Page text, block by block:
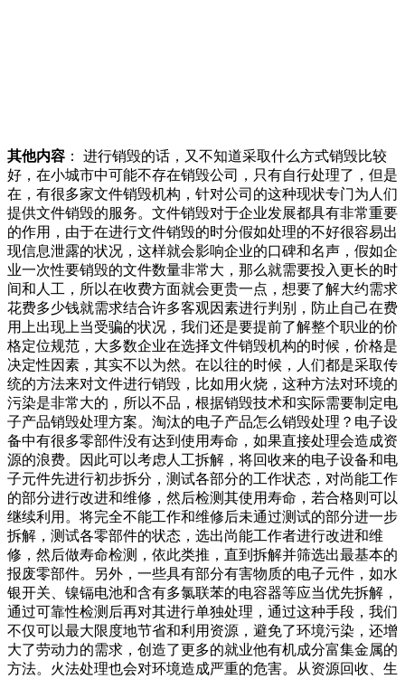
其他内容 ： 进行销毁的话，又不知道采取什么方式销毁比较
好，在小城市中可能不存在销毁公司，只有自行处理了，但是
在，有很多家文件销毁机构，针对公司的这种现状专门为人们
提供文件销毁的服务。文件销毁对于企业发展都具有非常重要
的作用，由于在进行文件销毁的时分假如处理的不好很容易出
现信息泄露的状况，这样就会影响企业的口碑和名声，假如企
业一次性要销毁的文件数量非常大，那么就需要投入更长的时
间和人工，所以在收费方面就会更贵一点，想要了解大约需求
花费多少钱就需求结合许多客观因素进行判别，防止自己在费
用上出现上当受骗的状况，我们还是要提前了解整个职业的价
格定位规范，大多数企业在选择文件销毁机构的时候，价格是
决定性因素，其实不以为然。在以往的时候，人们都是采取传
统的方法来对文件进行销毁，比如用火烧，这种方法对环境的
污染是非常大的，所以不品，根据销毁技术和实际需要制定电
子产品销毁处理方案。淘汰的电子产品怎么销毁处理？电子设
备中有很多零部件没有达到使用寿命，如果直接处理会造成资
源的浪费。因此可以考虑人工拆解，将回收来的电子设备和电
子元件先进行初步拆分，测试各部分的工作状态，对尚能工作
的部分进行改进和维修，然后检测其使用寿命，若合格则可以
继续利用。将完全不能工作和维修后未通过测试的部分进一步
拆解，测试各零部件的状态，选出尚能工作者进行改进和维
修，然后做寿命检测，依此类推，直到拆解并筛选出最基本的
报废零部件。另外，一些具有部分有害物质的电子元件，如水
银开关、镍镉电池和含有多氯联苯的电容器等应当优先拆解，
通过可靠性检测后再对其进行单独处理，通过这种手段，我们
不仅可以最大限度地节省和利用资源，避免了环境污染，还增
大了劳动力的需求，创造了更多的就业他有机成分富集金属的
方法。火法处理也会对环境造成严重的危害。从资源回收、生